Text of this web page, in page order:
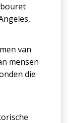
van
mensen
die